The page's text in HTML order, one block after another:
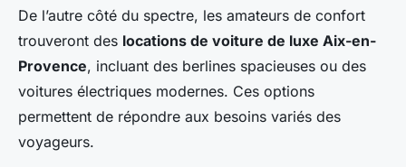
De l’autre côté du spectre, les amateurs de confort
trouveront des locations de voiture de luxe Aix-en-
Provence, incluant des berlines spacieuses ou des
voitures électriques modernes. Ces options
permettent de répondre aux besoins variés des
voyageurs.